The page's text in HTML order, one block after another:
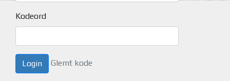
Kodeord
Glemt kode